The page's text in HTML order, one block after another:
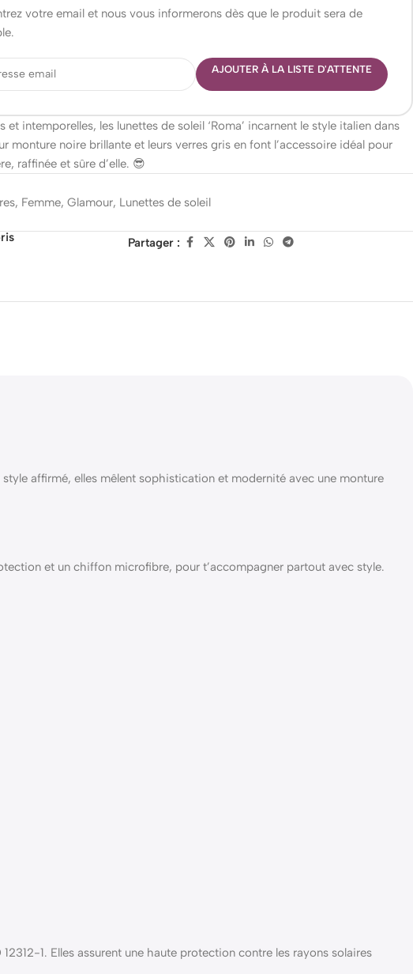
votre email et nous vous informerons dès que le produit sera de
AJOUTER À LA LISTE D'ATTENTE
et intemporelles, les lunettes de soleil ‘Roma’ incarnent le style italien dans
monture noire brillante et leurs verres gris en font l’accessoire idéal pour
raffinée et sûre d’elle. 😎
, Femme, Glamour, Lunettes de soleil
Partager :
style affirmé, elles mêlent sophistication et modernité avec une monture
et un chiffon microfibre, pour t’accompagner partout avec style.
1. Elles assurent une haute protection contre les rayons solaires